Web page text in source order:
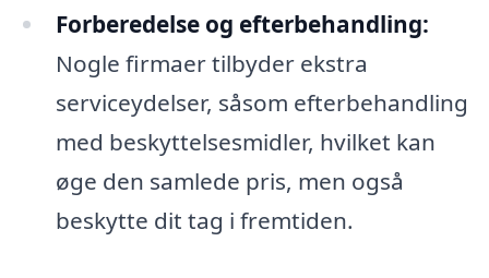
Forberedelse og efterbehandling:
Nogle firmaer tilbyder ekstra
serviceydelser, såsom efterbehandling
med beskyttelsesmidler, hvilket kan
øge den samlede pris, men også
beskytte dit tag i fremtiden.